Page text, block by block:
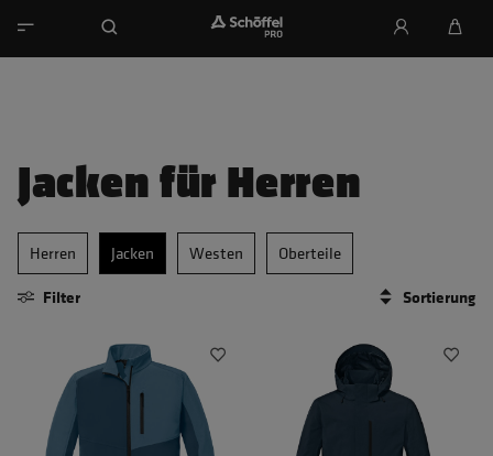
Jacken für Herren
Herren Jacken Westen
Oberteile
Filter
Sortierung